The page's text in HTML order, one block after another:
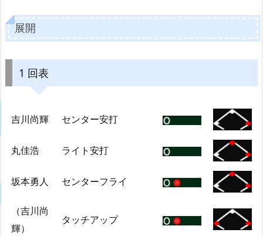
展開
1 回表
吉川尚輝 センター安打
丸佳浩 ライト安打
坂本勇人 センターフライ
（吉川尚
輝）
タッチアップ